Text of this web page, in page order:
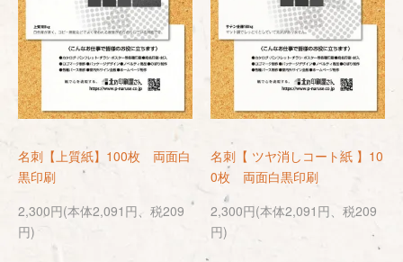
名刺【上質紙】100枚 両面白
黒印刷
2,300円(本体2,091円、税209
円)
名刺【 ツヤ消しコート紙 】10
0枚 両面白黒印刷
2,300円(本体2,091円、税209
円)